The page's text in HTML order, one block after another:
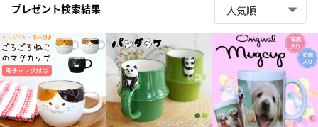
プレゼント検索結果